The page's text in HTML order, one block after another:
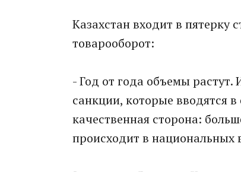
Казахстан входит в пятерку
товарооборот:
- Год от года объемы растут.
санкции, которые вводятся
качественная сторона:
происходит в